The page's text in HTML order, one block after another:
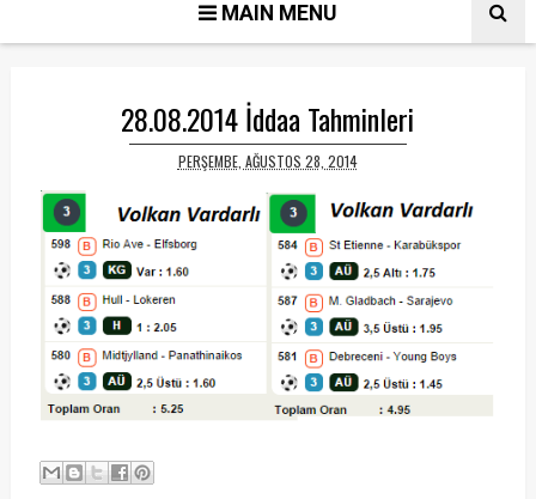
MAIN MENU
28.08.2014 İddaa Tahminleri
PERŞEMBE, AĞUSTOS 28, 2014